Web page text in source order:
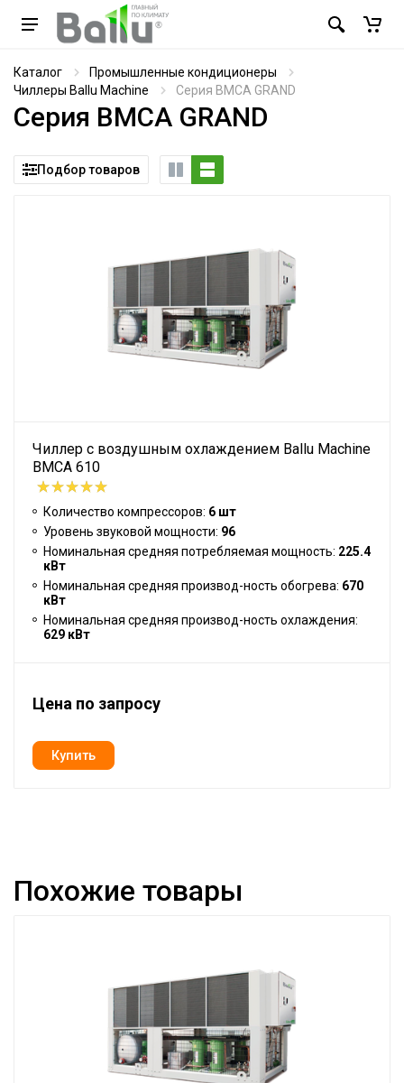
Каталог
Промышленные кондиционеры
Чиллеры Ballu Machine
Серия BMCA GRAND
Серия BMCA GRAND
Подбор товаров
Чиллер с воздушным охлаждением Ballu Machine
BMCA 610
Количество компрессоров: 6 шт
Уровень звуковой мощности: 96
Номинальная средняя потребляемая мощность: 225.4
кВт
Номинальная средняя производ-ность обогрева: 670
кВт
Номинальная средняя производ-ность охлаждения:
629 кВт
Цена по запросу
Похожие товары